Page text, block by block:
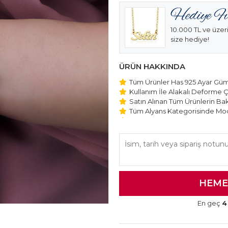
10.000 TL ve
size hediye!
ÜRÜN HAKKINDA
Tüm Ürünler Has 925 Ayar
Kullanım İle Alakalı Deforme
Satın Alınan Tüm Ürünlerin
Tüm Alyans Kategorisinde
En geç